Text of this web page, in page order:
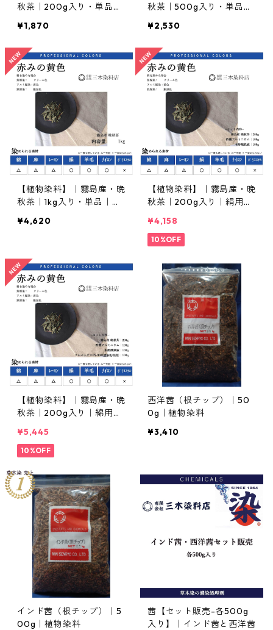
秋茶｜200g入り・単品｜
¥1,870
秋茶｜500g入り・単品｜
¥2,530
【植物染料】｜霧島産・晩
秋茶｜1kg入り・単品｜生
¥4,620
【植物染料】｜霧島産・晩
秋茶｜200g入り｜絹用・
¥4,158
10%OFF
【植物染料】｜霧島産・晩
秋茶｜200g入り｜綿用・
¥5,445
10%OFF
西洋茜（根チップ）｜50
0g｜植物染料
¥3,410
インド茜（根チップ）｜5
00g｜植物染料
茜【セット販売-各500g
入り】｜インド茜と西洋茜